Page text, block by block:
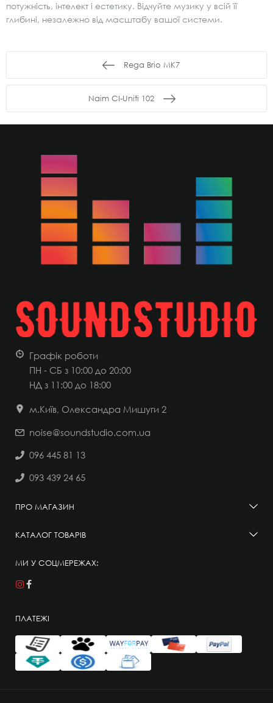
потужність, інтелект і естетику. Відчуйте музику у всій її
глибині, незалежно від масштабу вашої системи.
Rega Brio MK7
Naim CI-Uniti 102
Графік роботи
ПН - СБ з 10:00 до 20:00
НД з 11:00 до 18:00
м.Київ, Олександра Мишуги 2
noise@soundstudio.com.ua
096 445 81 13
093 439 24 65
ПРО МАГАЗИН
КАТАЛОГ ТОВАРІВ
МИ У СОЦМЕРЕЖАХ:
ПЛАТЕЖІ